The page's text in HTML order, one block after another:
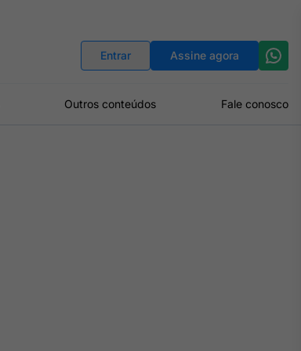
Entrar Assine agora
Outros conteúdos Fale conosco